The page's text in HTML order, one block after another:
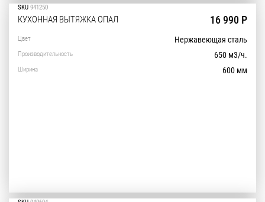
SKU 941250
КУХОННАЯ ВЫТЯЖКА ОПАЛ 16 990 Р
Цвет Нержавеющая сталь
Производительность 650 м3/ч.
Ширина 600 мм